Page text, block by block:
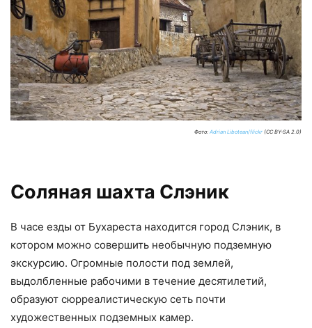
Фото: Adrian Libotean/flickr (CC BY-SA 2.0)
Соляная шахта Слэник
В часе езды от Бухареста находится город Слэник, в
котором можно совершить необычную подземную
экскурсию. Огромные полости под землей,
выдолбленные рабочими в течение десятилетий,
образуют сюрреалистическую сеть почти
художественных подземных камер.